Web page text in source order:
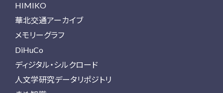
HIMIKO
華北交通アーカイブ
メモリーグラフ
DiHuCo
ディジタル・シルクロード
人文学研究データリポジトリ